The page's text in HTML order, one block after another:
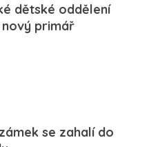
dětské oddělení
primář
se zahalí do